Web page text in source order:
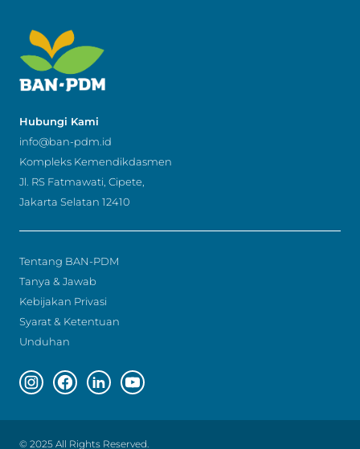
Hubungi Kami
info@ban-pdm.id
Kompleks Kemendikdasmen
Jl. RS Fatmawati, Cipete,
Jakarta Selatan 12410
Tentang BAN-PDM
Tanya & Jawab
Kebijakan Privasi
Syarat & Ketentuan
Unduhan
© 2025 All Rights Reserved.